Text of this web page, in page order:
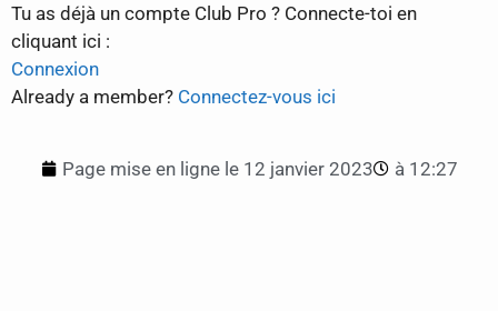
Tu as déjà un compte Club Pro ? Connecte-toi en
cliquant ici :
Connexion
Already a member? Connectez-vous ici
Page mise en ligne le 12 janvier 2023 à 12:27